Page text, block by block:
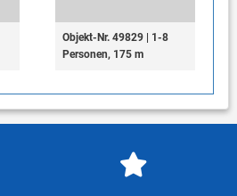
Objekt-Nr. 49829 | 1-8
Personen, 175 m